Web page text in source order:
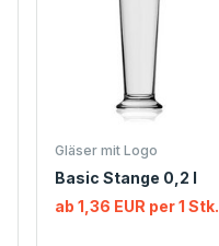
Gläser mit Logo
Basic Stange 0,2 l
ab 1,36 EUR per 1 Stk.